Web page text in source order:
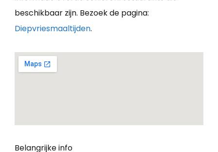
beschikbaar zijn. Bezoek de pagina:
Diepvriesmaaltijden.
Belangrijke info